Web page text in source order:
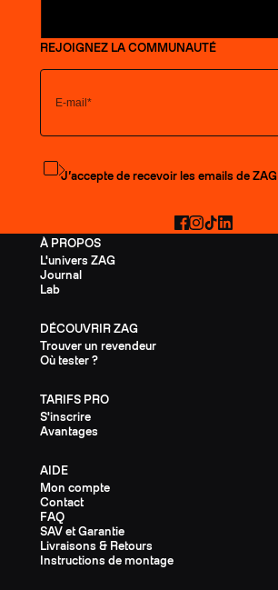
À PROPOS
L'univers ZAG
Journal
Lab
DÉCOUVRIR ZAG
Trouver un revendeur
Où tester ?
TARIFS PRO
S'inscrire
Avantages
AIDE
Mon compte
Contact
FAQ
SAV et Garantie
Livraisons & Retours
Instructions de montage
REJOIGNEZ LA COMMUNAUTÉ
S'abonner à la newsletter
J’accepte de recevoir les emails de ZAG
Facebook
Instagram
TikTokLinkedIn